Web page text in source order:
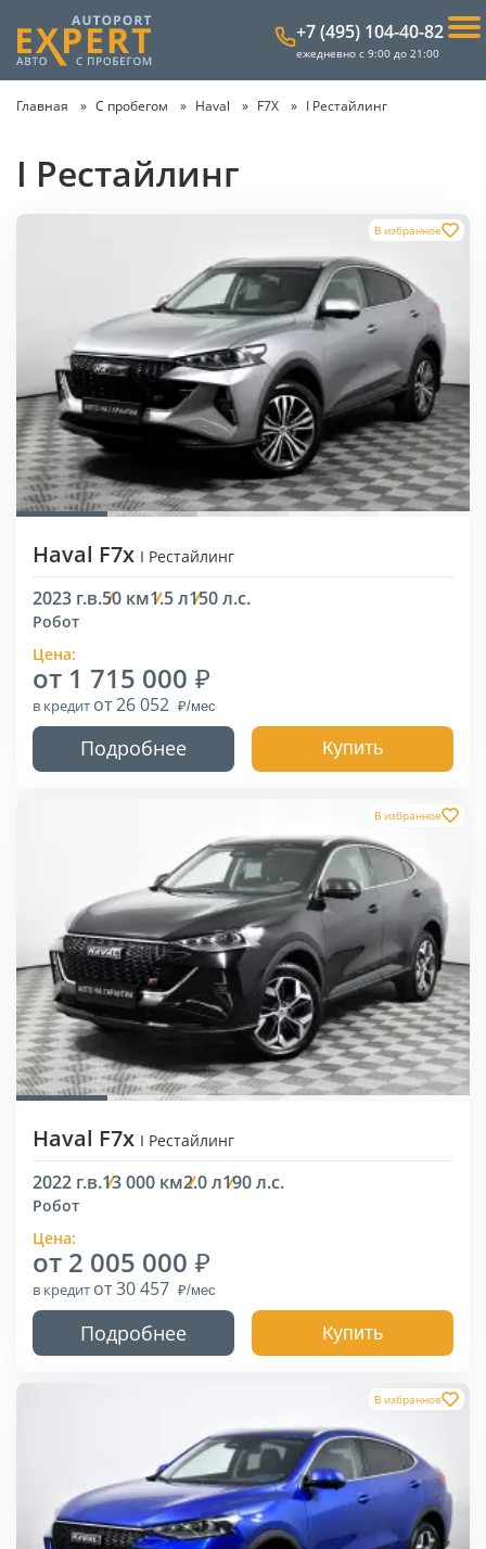
+7 (495) 104-40-82
ежедневно с 9:00 до 21:00
Главная С пробегом Haval F7X I Рестайлинг
I Рестайлинг
В избранное
Haval F7x I Рестайлинг
2023 г.в.50 км1.5 л150 л.с.
Робот
Цена:
от 1 715 000
в кредит от 26 052
Подробнее Купить
В избранное
Haval F7x I Рестайлинг
2022 г.в.13 000 км2.0 л190 л.с.
Робот
Цена:
от 2 005 000
в кредит от 30 457
Подробнее Купить
В избранное